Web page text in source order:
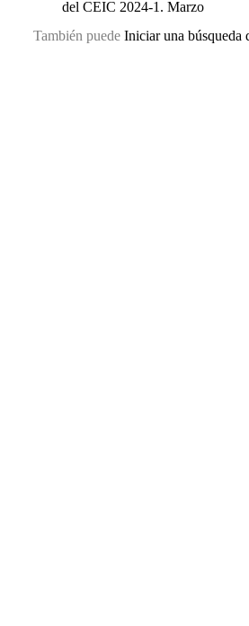
del CEIC 2024-1. Marzo
También puede Iniciar una búsqueda